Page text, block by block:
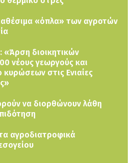
«όπλα» των αγροτών
«Άρση διοικητικών
νέους γεωργούς και
κυρώσεων στις Ενιαίες
να διορθώνουν λάθη
αγροδιατροφικά